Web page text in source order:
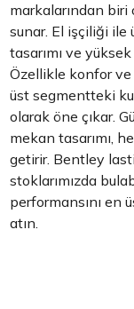
markalarından biri
sunar. El işçiliği ile
tasarımı ve
Özellikle konfor
üst segmentteki
olarak öne çıkar.
mekan tasarımı,
getirir. Bentley
stoklarımızda
performansını en
atın.